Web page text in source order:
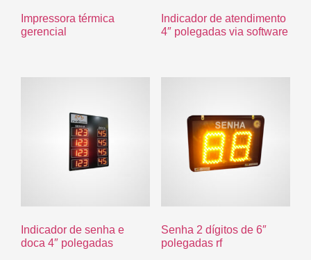
Impressora térmica
gerencial
Indicador de atendimento
4″ polegadas via software
Indicador de senha e
doca 4″ polegadas
Senha 2 dígitos de 6″
polegadas rf